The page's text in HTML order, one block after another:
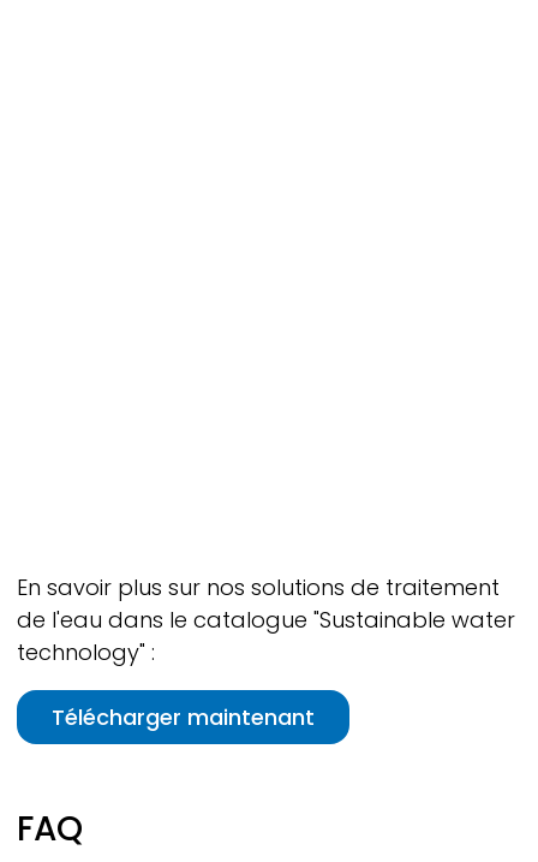
En savoir plus sur nos solutions de traitement
de l'eau dans le catalogue "Sustainable water
technology" :
Télécharger maintenant
FAQ